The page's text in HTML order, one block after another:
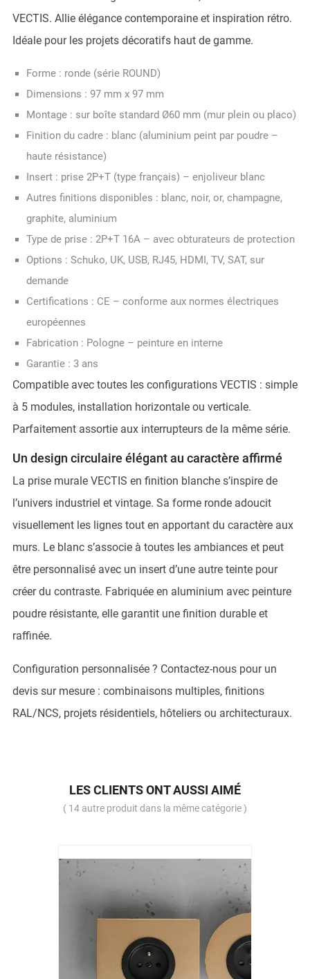
VECTIS. Allie élégance contemporaine et inspiration rétro.
Idéale pour les projets décoratifs haut de gamme.
Forme : ronde (série ROUND)
Dimensions : 97 mm x 97 mm
Montage : sur boîte standard Ø60 mm (mur plein ou placo)
Finition du cadre : blanc (aluminium peint par poudre –
haute résistance)
Insert : prise 2P+T (type français) – enjoliveur blanc
Autres finitions disponibles : blanc, noir, or, champagne,
graphite, aluminium
Type de prise : 2P+T 16A – avec obturateurs de protection
Options : Schuko, UK, USB, RJ45, HDMI, TV, SAT, sur
demande
Certifications : CE – conforme aux normes électriques
européennes
Fabrication : Pologne – peinture en interne
Garantie : 3 ans
Compatible avec toutes les configurations VECTIS : simple
à 5 modules, installation horizontale ou verticale.
Parfaitement assortie aux interrupteurs de la même série.
Un design circulaire élégant au caractère affirmé
La prise murale VECTIS en finition blanche s’inspire de
l’univers industriel et vintage. Sa forme ronde adoucit
visuellement les lignes tout en apportant du caractère aux
murs. Le blanc s’associe à toutes les ambiances et peut
être personnalisé avec un insert d’une autre teinte pour
créer du contraste. Fabriquée en aluminium avec peinture
poudre résistante, elle garantit une finition durable et
raffinée.
Configuration personnalisée ? Contactez-nous pour un
devis sur mesure : combinaisons multiples, finitions
RAL/NCS, projets résidentiels, hôteliers ou architecturaux.
LES CLIENTS ONT AUSSI AIMÉ
( 14 autre produit dans la même catégorie )